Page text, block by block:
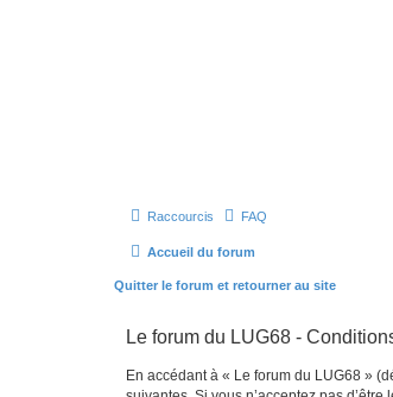
Raccourcis FAQ
Accueil du forum
Quitter le forum et retourner au site
Le forum du LUG68 -
En accédant à « Le forum du LUG68 »